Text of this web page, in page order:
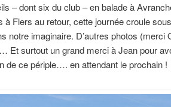
– dont six du club – en balade à
à Flers au retour, cette journée croule
notre imaginaire. D’autres photos (merci
Et surtout un grand merci à Jean pour
de ce périple…. en attendant le prochain !